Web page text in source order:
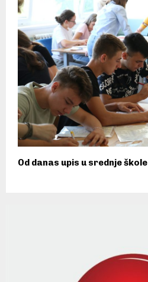
Od danas upis u srednje škole